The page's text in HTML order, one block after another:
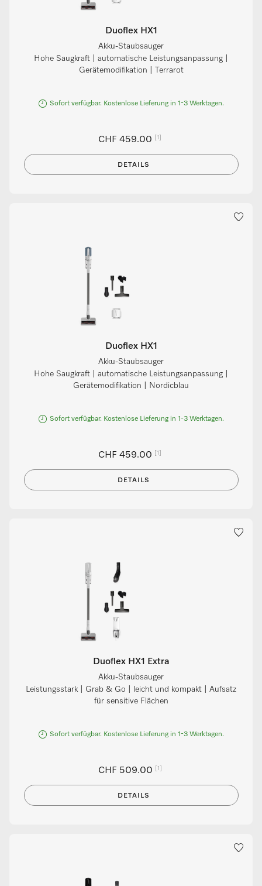
Duoflex HX1
Akku-Staubsauger
Hohe Saugkraft | automatische Leistungsanpassung |
Gerätemodifikation | Terrarot
Sofort verfügbar. Kostenlose Lieferung in 1-3 Werktagen.
CHF 459.00 [1]
DETAILS
Duoflex HX1
Akku-Staubsauger
Hohe Saugkraft | automatische Leistungsanpassung |
Gerätemodifikation | Nordicblau
Sofort verfügbar. Kostenlose Lieferung in 1-3 Werktagen.
CHF 459.00 [1]
DETAILS
Duoflex HX1 Extra
Akku-Staubsauger
Leistungsstark | Grab & Go | leicht und kompakt | Aufsatz
für sensitive Flächen
Sofort verfügbar. Kostenlose Lieferung in 1-3 Werktagen.
CHF 509.00 [1]
DETAILS